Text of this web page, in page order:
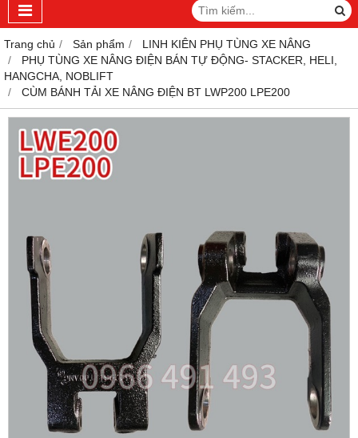
Trang chủ Sản phẩm
LINH KIÊN PHỤ TÙNG XE NÂNG
PHỤ TÙNG XE NÂNG ĐIỆN BÁN TỰ ĐỘNG- STACKER, HELI,
HANGCHA, NOBLIFT
CÙM BÁNH TẢI XE NÂNG ĐIỆN BT LWP200 LPE200